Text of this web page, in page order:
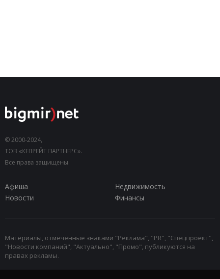
© 2000-2024,
ТОВ «КЕПРЕЙТ ПАРТНЕРС».
Все права защищены.
Афиша
Недвижимость
Новости
Финансы
Материалы, отмеченные знаками "Реклама", "PR", "Спецпроект",
"Новости компаний", "Актуально", "Промо", публикуются на
правах рекламы.